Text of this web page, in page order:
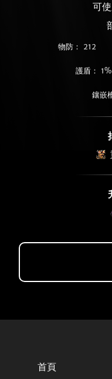
可
物防： 212
護盾： 1%
鑲嵌
首頁